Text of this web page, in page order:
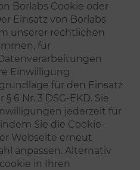
Borlabs Cookie oder
Einsatz von Borlabs
unserer rechtlichen
für
Einwilligung
für den Einsatz
6 Nr. 3 DSG-EKD. Sie
jederzeit für
Sie die Cookie-
Webseite erneut
anpassen. Alternativ
in Ihren